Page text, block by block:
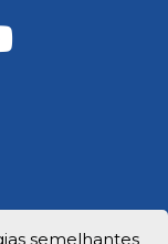
semelhantes